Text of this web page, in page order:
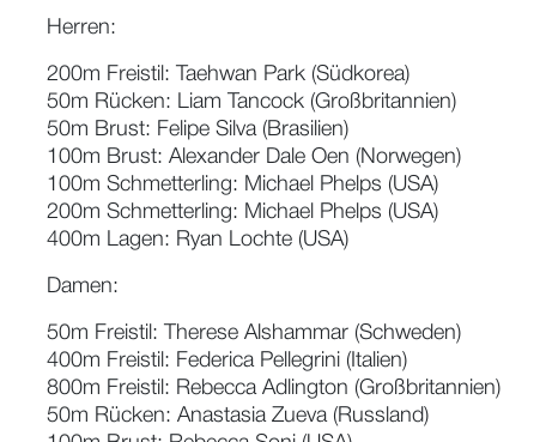
Herren:
200m Freistil: Taehwan Park (Südkorea)
50m Rücken: Liam Tancock (Großbritannien)
50m Brust: Felipe Silva (Brasilien)
100m Brust: Alexander Dale Oen (Norwegen)
100m Schmetterling: Michael Phelps (USA)
200m Schmetterling: Michael Phelps (USA)
400m Lagen: Ryan Lochte (USA)
Damen:
50m Freistil: Therese Alshammar (Schweden)
400m Freistil: Federica Pellegrini (Italien)
800m Freistil: Rebecca Adlington (Großbritannien)
50m Rücken: Anastasia Zueva (Russland)